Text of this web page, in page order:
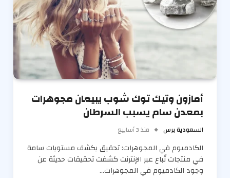
أمازون وتيك توك شوب يبيعان مجوهرات
بمعدن سام يسبب السرطان
السعودية برس منذ 3 أسابيع
الكادميوم في المجوهرات: تحقيق يكشف مستويات سامة
في منتجات تُباع عبر الإنترنت كشفت تحقيقات حديثة عن
وجود الكادميوم في المجوهرات…